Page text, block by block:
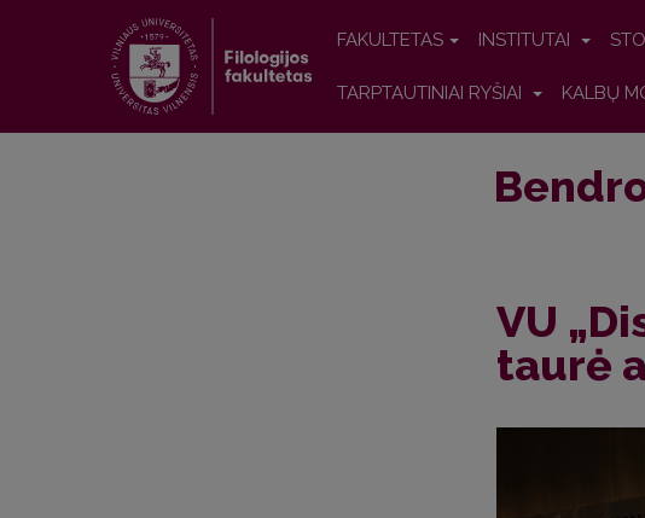
FAKULTETAS INSTITUTAI
TARPTAUTINIAI RYŠIAI KALBŲ
VU
taurė